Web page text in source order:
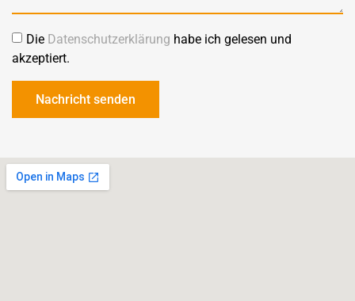
Die Datenschutzerklärung habe ich gelesen und
akzeptiert.
Nachricht senden